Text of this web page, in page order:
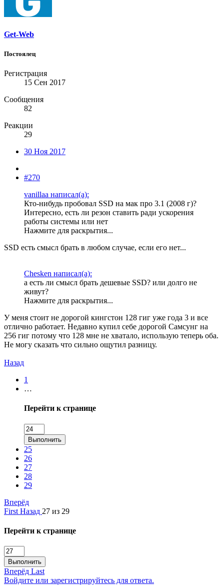
Get-Web
Постоялец
Регистрация
15 Сен 2017
Сообщения
82
Реакции
29
30 Ноя 2017
#270
vanillaa написал(а):
Кто-нибудь пробовал SSD на мак про 3.1 (2008 г)?
Интересно, есть ли резон ставить ради ускорения
работы системы или нет
Нажмите для раскрытия...
SSD есть смысл брать в любом случае, если его нет...
Chesken написал(а):
а есть ли смысл брать дешевые SSD? или долго не
живут?
Нажмите для раскрытия...
У меня стоит не дорогой кингстон 128 гиг уже года 3 и все
отлично работает. Недавно купил себе дорогой Самсунг на
256 гиг потому что 128 мне не хватало, использую теперь оба.
Не могу сказать что сильно ощутил разницу.
Назад
1
…
Перейти к странице
Выполнить
25
26
27
28
29
Вперёд
First Назад 27 из 29
Перейти к странице
Выполнить
Вперёд Last
Войдите или зарегистрируйтесь для ответа.